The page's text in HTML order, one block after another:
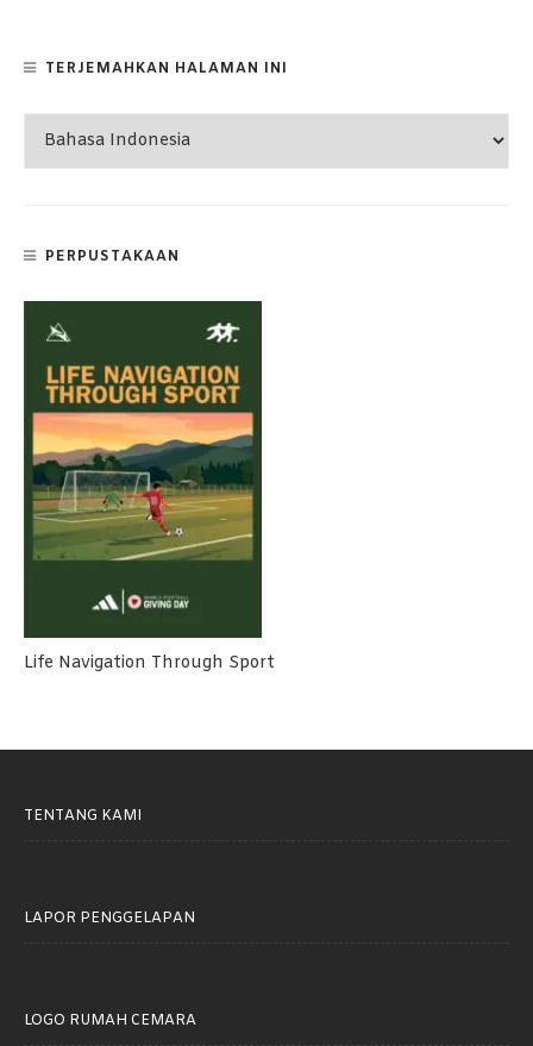
TERJEMAHKAN HALAMAN INI
PERPUSTAKAAN
Life Navigation Through Sport
TENTANG KAMI
LAPOR PENGGELAPAN
LOGO RUMAH CEMARA